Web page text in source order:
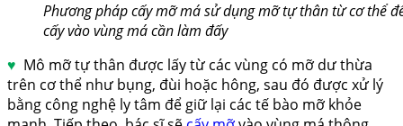
Phương pháp cấy mỡ má sử dụng mỡ tự thân từ cơ thể
cấy vào vùng má cần làm đấy
♥ Mô mỡ tự thân được lấy từ các vùng có mỡ dư thừa
trên cơ thể như bụng, đùi hoặc hông, sau đó được xử lý
bằng công nghệ ly tâm để giữ lại các tế bào mỡ khỏe